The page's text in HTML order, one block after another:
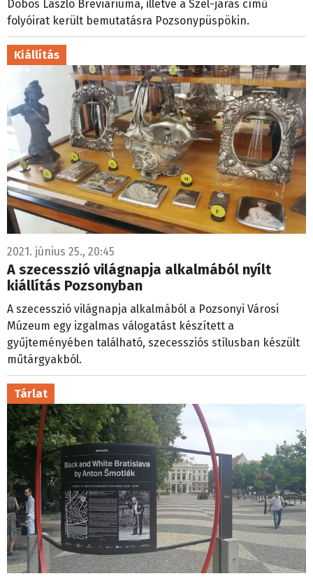
Dobos László Breviáriuma, illetve a Szél-járás című
folyóirat került bemutatásra Pozsonypüspökin.
Kiállítás
2021. június 25., 20:45
A szecesszió világnapja alkalmából nyílt
kiállítás Pozsonyban
A szecesszió világnapja alkalmából a Pozsonyi Városi
Múzeum egy izgalmas válogatást készített a
gyűjteményében található, szecessziós stílusban készült
műtárgyakból.
Tárlat